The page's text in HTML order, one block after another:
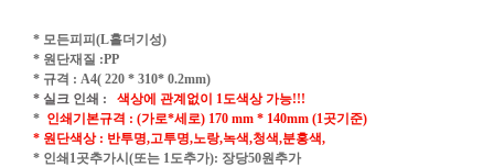
* 모든피피(L홀더기성)
* 원단재질 :PP
* 규격 : A4( 220 * 310* 0.2mm)
* 실크 인쇄 :
색상에 관계없이 1도색상 가능!!!
* 인쇄기본규격 : (가로*세로) 170 mm * 140mm (1곳기준)
* 원단색상 : 반투명,고투명,노랑,녹색,청색,분홍색,
* 인쇄1곳추가시(또는 1도추가): 장당50원추가